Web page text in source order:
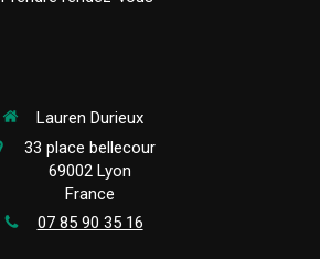
Lauren Durieux
33 place bellecour
69002 Lyon
France
07 85 90 35 16